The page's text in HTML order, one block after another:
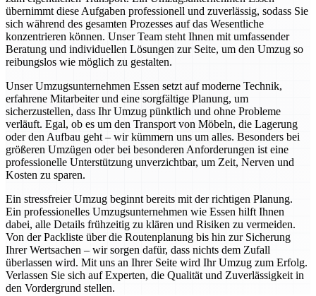
übernimmt diese Aufgaben professionell und zuverlässig, sodass Sie
sich während des gesamten Prozesses auf das Wesentliche
konzentrieren können. Unser Team steht Ihnen mit umfassender
Beratung und individuellen Lösungen zur Seite, um den Umzug so
reibungslos wie möglich zu gestalten.
Unser Umzugsunternehmen Essen setzt auf moderne Technik,
erfahrene Mitarbeiter und eine sorgfältige Planung, um
sicherzustellen, dass Ihr Umzug pünktlich und ohne Probleme
verläuft. Egal, ob es um den Transport von Möbeln, die Lagerung
oder den Aufbau geht – wir kümmern uns um alles. Besonders bei
größeren Umzügen oder bei besonderen Anforderungen ist eine
professionelle Unterstützung unverzichtbar, um Zeit, Nerven und
Kosten zu sparen.
Ein stressfreier Umzug beginnt bereits mit der richtigen Planung.
Ein professionelles Umzugsunternehmen wie Essen hilft Ihnen
dabei, alle Details frühzeitig zu klären und Risiken zu vermeiden.
Von der Packliste über die Routenplanung bis hin zur Sicherung
Ihrer Wertsachen – wir sorgen dafür, dass nichts dem Zufall
überlassen wird. Mit uns an Ihrer Seite wird Ihr Umzug zum Erfolg.
Verlassen Sie sich auf Experten, die Qualität und Zuverlässigkeit in
den Vordergrund stellen.